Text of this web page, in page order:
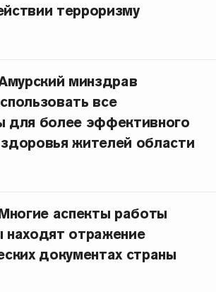
терроризму
минздрав
все
для более эффективного
жителей области
аспекты работы
находят отражение
документах страны